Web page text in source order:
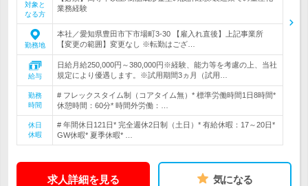
対象と
なる方
業務経験
勤務地
本社／愛知県豊田市下市場町3-30 【雇入れ直後】上記事業所
【変更の範囲】変更なし ※転勤はござ…
給与
日給月給250,000円～380,000円※経験、能力等を考慮の上、当社
規定により優遇します。※試用期間3ヵ月（試用…
勤務
時間
# フレックスタイム制（コアタイム無）* 標準労働時間1日8時間*
休憩時間：60分* 時間外労働：…
休日
休暇
# 年間休日121日* 完全週休2日制（土日）* 有給休暇：17～20日*
GW休暇* 夏季休暇* …
求人詳細を見る 気になる